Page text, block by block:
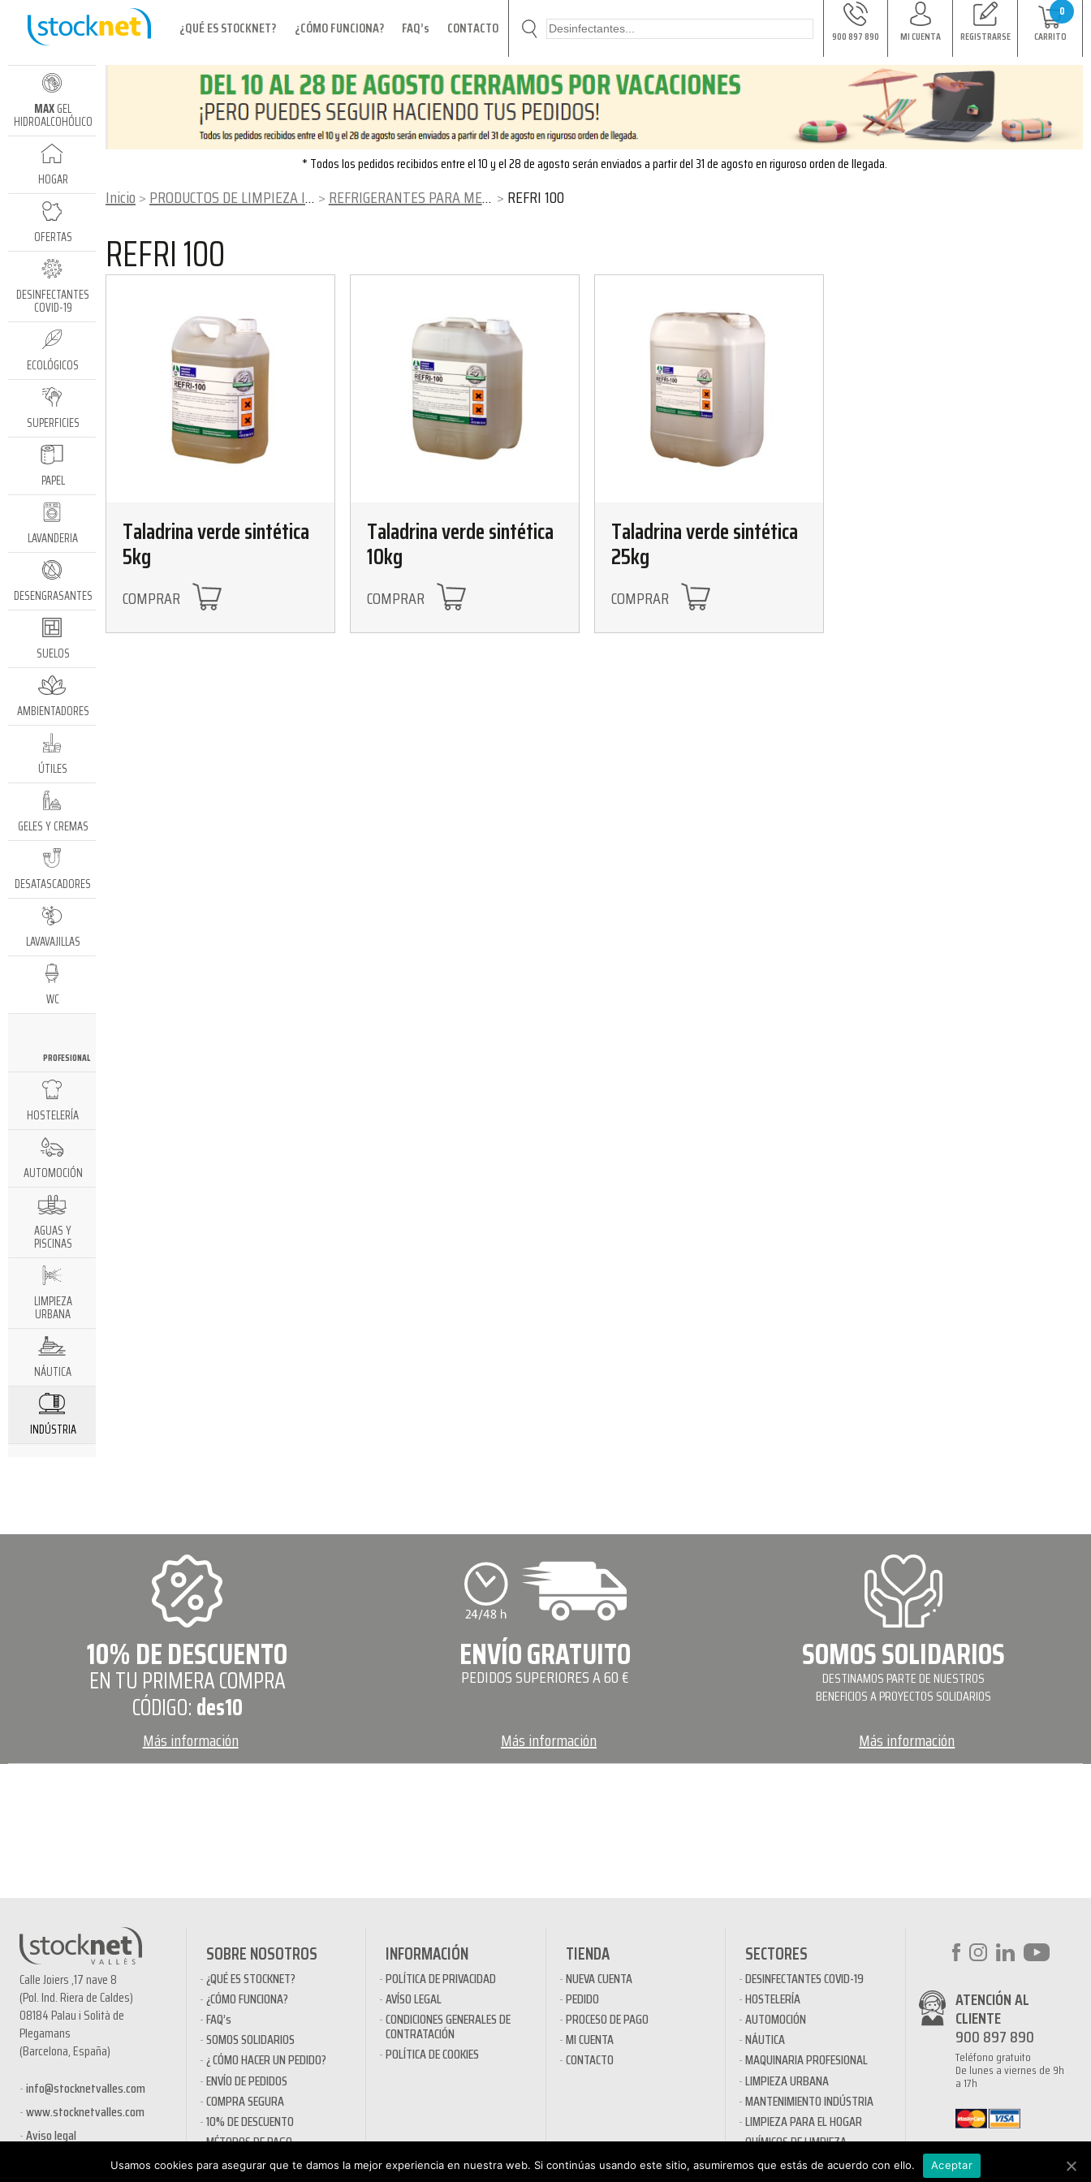
¿QUÉ ES STOCKNET? ¿CÓMO FUNCIONA? FAQ’s CONTACTO 900 897 890 MI CUENTA REGISTRARSE
0
CARRITO
MAXGEL
HIDROALCOHÓLICO
HOGAR
OFERTAS
DESINFECTANTES
COVID-19
ECOLÓGICOS
SUPERFICIES
PAPEL
LAVANDERIA
DESENGRASANTES
SUELOS
AMBIENTADORES
ÚTILES
GELES Y CREMAS
DESATASCADORES
LAVAVAJILLAS
WC
PROFESIONAL
HOSTELERÍA
AUTOMOCIÓN
AGUAS Y
PISCINAS
LIMPIEZA
URBANA
NÁUTICA
INDÚSTRIA
* Todos los pedidos recibidos entre el 10 y el 28 de agosto serán enviados a partir del 31 de agosto en riguroso orden de llegada.
Inicio PRODUCTOS DE LIMPIEZA INDUSTRIAL REFRIGERANTES PARA MECANIZADOS REFRI 100
REFRI 100
Taladrina verde sintética
5kg
COMPRAR
Taladrina verde sintética
10kg
COMPRAR
Taladrina verde sintética
25kg
COMPRAR
10% DE DESCUENTO
EN TU PRIMERA COMPRA
CÓDIGO:des10
Más información
ENVÍO GRATUITO
PEDIDOS SUPERIORES A 60 €
Más información
SOMOS SOLIDARIOS
DESTINAMOS PARTE DE NUESTROS
BENEFICIOS A PROYECTOS SOLIDARIOS
Más información
Calle Joiers ,17 nave 8
(Pol. Ind. Riera de Caldes)
08184 Palau i Solità de
Plegamans
(Barcelona, España)
info@stocknetvalles.com
www.stocknetvalles.com
Aviso legal
SOBRE NOSOTROS
¿QUÉ ES STOCKNET?
¿CÓMO FUNCIONA?
FAQ’s
SOMOS SOLIDARIOS
¿ CÓMO HACER UN PEDIDO?
ENVÍO DE PEDIDOS
COMPRA SEGURA
10% DE DESCUENTO
MÉTODOS DE PAGO
PRODUCTOS EN OFERTA
INFORMACIÓN
POLÍTICA DE PRIVACIDAD
AVÍSO LEGAL
CONDICIONES GENERALES DE
CONTRATACIÓN
POLÍTICA DE COOKIES
TIENDA
NUEVA CUENTA
PEDIDO
PROCESO DE PAGO
MI CUENTA
CONTACTO
SECTORES
DESINFECTANTES COVID-19
HOSTELERÍA
AUTOMOCIÓN
NÁUTICA
MAQUINARIA PROFESIONAL
LIMPIEZA URBANA
MANTENIMIENTO INDÚSTRIA
LIMPIEZA PARA EL HOGAR
QUÍMICOS DE LIMPIEZA
ECOLÓGICOS
ATENCIÓN AL
CLIENTE
900 897 890
Teléfono gratuito
De lunes a viernes de 9h
a 17h
Usamos cookies para asegurar que te damos la mejor experiencia en nuestra web. Si continúas usando este sitio, asumiremos que estás de acuerdo con ello. Aceptar